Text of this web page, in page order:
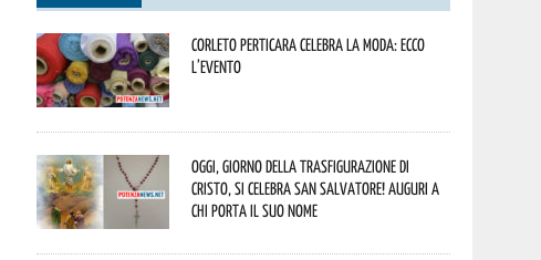
Corleto Perticara celebra la moda: ecco
l’evento
Oggi, giorno della Trasfigurazione di
Cristo, si celebra San Salvatore! Auguri a
chi porta il suo nome